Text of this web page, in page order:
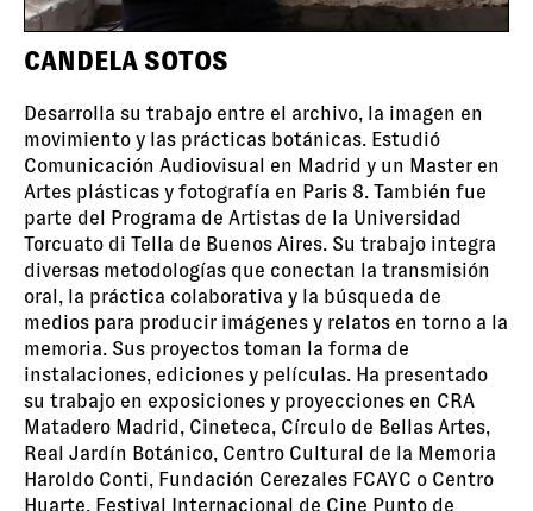
CANDELA SOTOS
Desarrolla su trabajo entre el archivo, la imagen en
movimiento y las prácticas botánicas. Estudió
Comunicación Audiovisual en Madrid y un Master en
Artes plásticas y fotografía en Paris 8. También fue
parte del Programa de Artistas de la Universidad
Torcuato di Tella de Buenos Aires. Su trabajo integra
diversas metodologías que conectan la transmisión
oral, la práctica colaborativa y la búsqueda de
medios para producir imágenes y relatos en torno a la
memoria. Sus proyectos toman la forma de
instalaciones, ediciones y películas. Ha presentado
su trabajo en exposiciones y proyecciones en CRA
Matadero Madrid, Cineteca, Círculo de Bellas Artes,
Real Jardín Botánico, Centro Cultural de la Memoria
Haroldo Conti, Fundación Cerezales FCAYC o Centro
Huarte, Festival Internacional de Cine Punto de